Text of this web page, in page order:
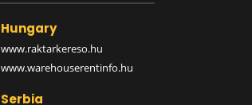
Hungary
www.raktarkereso.hu
www.warehouserentinfo.hu
Serbia